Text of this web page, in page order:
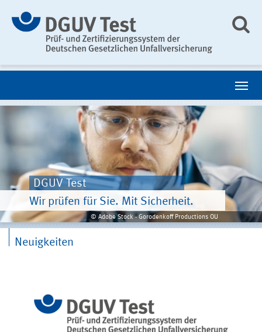
DGUV Test
Wir prüfen für Sie. Mit Sicherheit.
© Adobe Stock - Gorodenkoff Productions OU
Neuigkeiten